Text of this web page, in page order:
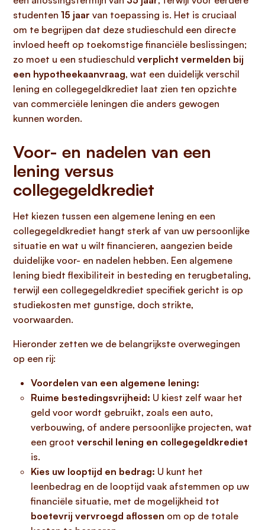
studenten 15 jaar van toepassing is. Het is cruciaal
om te begrijpen dat deze studieschuld een directe
invloed heeft op toekomstige financiële beslissingen;
zo moet u een studieschuld verplicht vermelden bij
een hypotheekaanvraag, wat een duidelijk verschil
lening en collegegeldkrediet laat zien ten opzichte
van commerciële leningen die anders gewogen
kunnen worden.
Voor- en nadelen van een
lening versus
collegegeldkrediet
Het kiezen tussen een algemene lening en een
collegegeldkrediet hangt sterk af van uw persoonlijke
situatie en wat u wilt financieren, aangezien beide
duidelijke voor- en nadelen hebben. Een algemene
lening biedt flexibiliteit in besteding en terugbetaling,
terwijl een collegegeldkrediet specifiek gericht is op
studiekosten met gunstige, doch strikte,
voorwaarden.
Hieronder zetten we de belangrijkste overwegingen
op een rij:
Voordelen van een algemene lening:
Ruime bestedingsvrijheid: U kiest zelf waar het
geld voor wordt gebruikt, zoals een auto,
verbouwing, of andere persoonlijke projecten, wat
een groot verschil lening en collegegeldkrediet
is.
Kies uw looptijd en bedrag: U kunt het
leenbedrag en de looptijd vaak afstemmen op uw
financiële situatie, met de mogelijkheid tot
boetevrij vervroegd aflossen om op de totale